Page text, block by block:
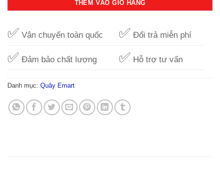
THÊM VÀO GIỎ HÀNG
✅ Vận chuyển toàn quốc ✅ Đổi trả miễn phí
✅ Đảm bảo chất lượng ✅ Hỗ trợ tư vấn
Danh mục: Quây Emart